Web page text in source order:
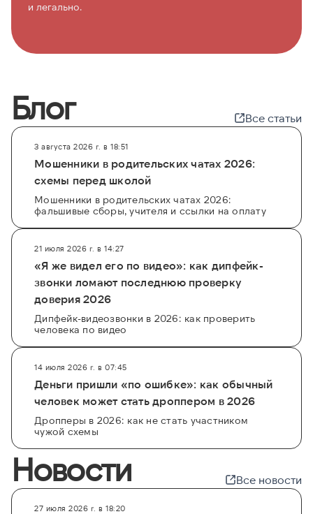
и легально.
Блог Все статьи
3 августа 2026 г. в 18:51
Мошенники в родительских чатах 2026:
схемы перед школой
Мошенники в родительских чатах 2026:
фальшивые сборы, учителя и ссылки на оплату
21 июля 2026 г. в 14:27
«Я же видел его по видео»: как дипфейк-
звонки ломают последнюю проверку
доверия 2026
Дипфейк-видеозвонки в 2026: как проверить
человека по видео
14 июля 2026 г. в 07:45
Деньги пришли «по ошибке»: как обычный
человек может стать дроппером в 2026
Дропперы в 2026: как не стать участником
чужой схемы
Новости Все новости
27 июля 2026 г. в 18:20